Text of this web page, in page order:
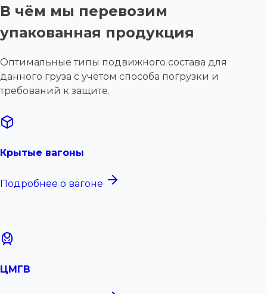
В чём мы перевозим
упакованная продукция
Оптимальные типы подвижного состава для
данного груза с учётом способа погрузки и
требований к защите.
Крытые вагоны
Подробнее о вагоне
ЦМГВ